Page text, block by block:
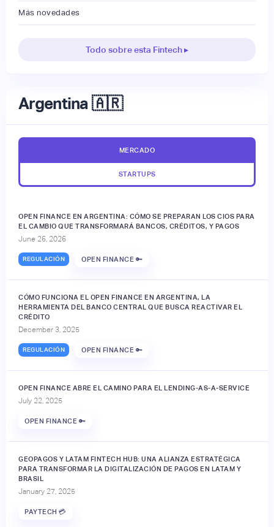
Más novedades
Todo sobre esta Fintech ▸
Argentina 🇦🇷
MERCADO
STARTUPS
OPEN FINANCE EN ARGENTINA: CÓMO SE PREPARAN LOS CIOS PARA
EL CAMBIO QUE TRANSFORMARÁ BANCOS, CRÉDITOS, Y PAGOS
June 26, 2026
REGULACIÓN OPEN FINANCE 🔑
CÓMO FUNCIONA EL OPEN FINANCE EN ARGENTINA, LA
HERRAMIENTA DEL BANCO CENTRAL QUE BUSCA REACTIVAR EL
CRÉDITO
December 3, 2025
REGULACIÓN OPEN FINANCE 🔑
OPEN FINANCE ABRE EL CAMINO PARA EL LENDING-AS-A-SERVICE
July 22, 2025
OPEN FINANCE 🔑
GEOPAGOS Y LATAM FINTECH HUB: UNA ALIANZA ESTRATÉGICA
PARA TRANSFORMAR LA DIGITALIZACIÓN DE PAGOS EN LATAM Y
BRASIL
January 27, 2025
PAYTECH 💳